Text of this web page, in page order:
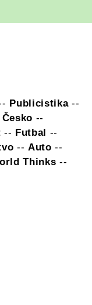
Publicistika--
Česko --
-- Futbal --
--Auto --
Thinks --